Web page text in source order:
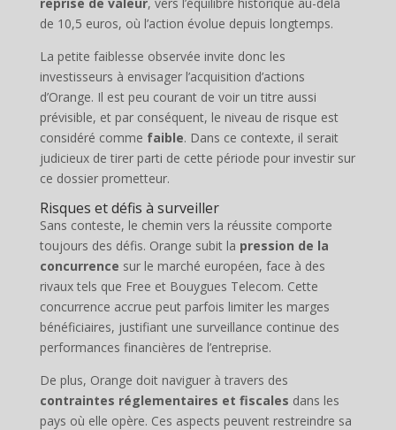
de 10,5 euros, où l’action évolue depuis longtemps.
La petite faiblesse observée invite donc les
investisseurs à envisager l’acquisition d’actions
d’Orange. Il est peu courant de voir un titre aussi
prévisible, et par conséquent, le niveau de risque est
considéré comme faible. Dans ce contexte, il serait
judicieux de tirer parti de cette période pour investir sur
ce dossier prometteur.
Risques et défis à surveiller
Sans conteste, le chemin vers la réussite comporte
toujours des défis. Orange subit la pression de la
concurrence sur le marché européen, face à des
rivaux tels que Free et Bouygues Telecom. Cette
concurrence accrue peut parfois limiter les marges
bénéficiaires, justifiant une surveillance continue des
performances financières de l’entreprise.
De plus, Orange doit naviguer à travers des
contraintes réglementaires et fiscales dans les
pays où elle opère. Ces aspects peuvent restreindre sa